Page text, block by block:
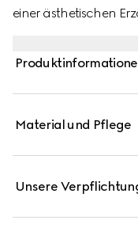
einer ästhetischen
Material und Pflege
Unsere